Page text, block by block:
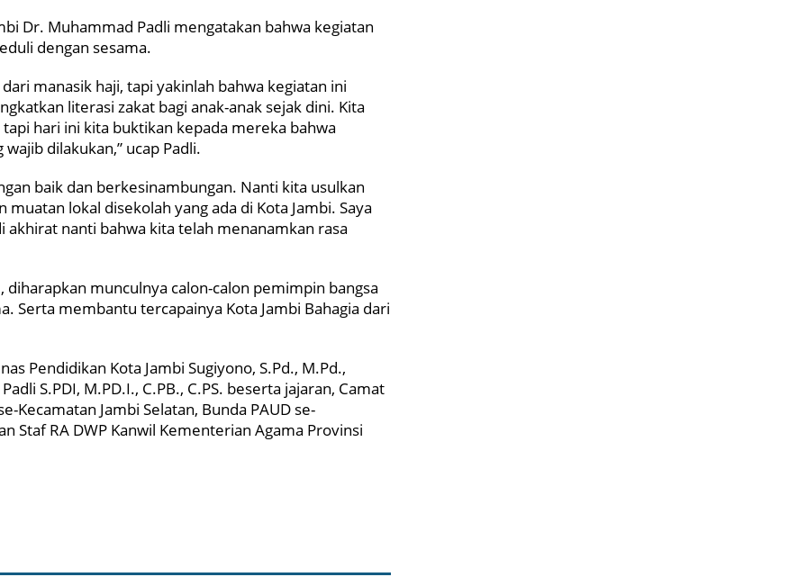
Dr. Muhammad Padli mengatakan bahwa kegiatan
dengan sesama.
manasik haji, tapi yakinlah bahwa kegiatan ini
literasi zakat bagi anak-anak sejak dini. Kita
hari ini kita buktikan kepada mereka bahwa
dilakukan,” ucap Padli.
baik dan berkesinambungan. Nanti kita usulkan
lokal disekolah yang ada di Kota Jambi. Saya
akhirat nanti bahwa kita telah menanamkan rasa
diharapkan munculnya calon-calon pemimpin bangsa
Serta membantu tercapainya Kota Jambi Bahagia dari
Pendidikan Kota Jambi Sugiyono, S.Pd., M.Pd.,
S.PDI, M.PD.I., C.PB., C.PS. beserta jajaran, Camat
Kecamatan Jambi Selatan, Bunda PAUD se-
Staf RA DWP Kanwil Kementerian Agama Provinsi